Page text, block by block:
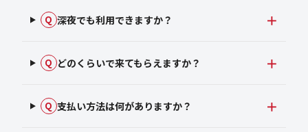
Q 深夜でも利用できますか？
Q どのくらいで来てもらえますか？
Q 支払い方法は何がありますか？